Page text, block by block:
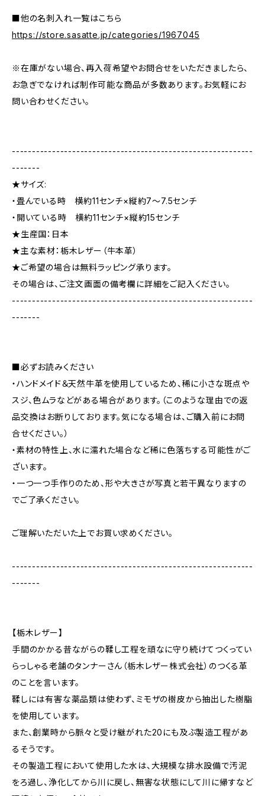
■他の名刺入れ一覧はこちら
https://store.sasatte.jp/categories/1967045
※在庫がない場合、再入荷希望やお問合せをいただきましたら、
お急ぎでなければ制作可能な商品が多数あります。お気軽にお
問い合わせください。
------------------------------------------------------------
-------
★サイズ:
・畳んでいる時 横約11センチ×縦約7〜7.5センチ
・開いている時 横約11センチ×縦約15センチ
★生産国：日本
★主な素材：栃木レザー（牛本革）
★ご希望の場合は無料ラッピング承ります。
その場合は、ご注文画面の備考欄に詳細をご記入ください。
------------------------------------------------------------
-------
■必ずお読みください
・ハンドメイド＆天然牛革を使用しているため、稀に小さな斑点や
スジ、色ムラなどがある場合があります。（このような理由での返
品交換はお断りしております。気になる場合は、ご購入前にお問
合せください。）
・素材の特性上、水に濡れた場合など稀に色落ちする可能性がご
ざいます。
・一つ一つ手作りのため、形や大きさが写真と若干異なりますの
でご了承ください。
ご理解いただいた上でお買い求めください。
------------------------------------------------------------
-------
【栃木レザー】
手間のかかる昔ながらの鞣し工程を頑なに守り続けてつくってい
らっしゃる老舗のタンナーさん（栃木レザー株式会社）のつくる革
のことを言います。
鞣しには有害な薬品類は使わず、ミモザの樹皮から抽出した樹脂
を使用しています。
また、創業時から脈々と受け継がれた20にも及ぶ製造工程があ
るそうです。
その製造工程において使用した水は、大規模な排水設備で汚泥
をろ過し、浄化してから川に戻し、無害な状態にして川に帰すなど